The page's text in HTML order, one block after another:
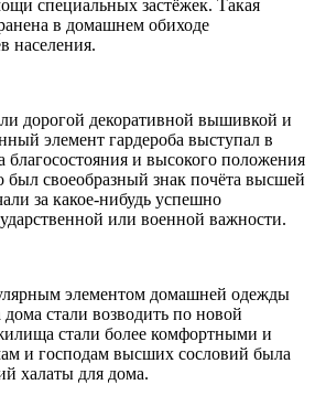
специальных застёжек. Такая
в домашнем обиходе
населения.
дорогой декоративной вышивкой и
элемент гардероба выступал в
благосостояния и высокого положения
был своеобразный знак почёта высшей
за какое-нибудь успешно
или военной важности.
элементом домашней одежды
стали возводить по новой
стали более комфортными и
и господам высших сословий была
халаты для дома.